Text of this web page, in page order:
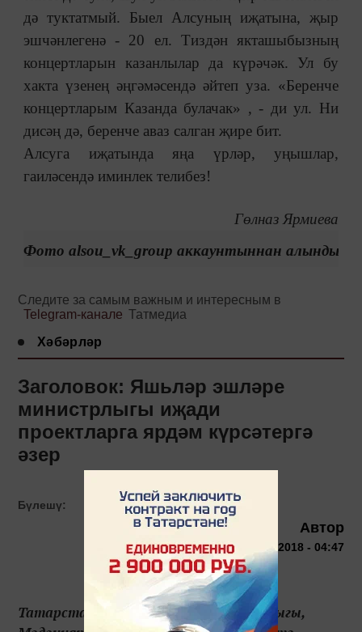
дә туктатмый. Быел Алсуның иҗатына, җыр
эшчәнлегенә - 20 ел. Тиздән якташыбызның
концертларын казанлылар да күрәчәк. Ул бу
хакта үзенең әңгәмәсендә әйтеп уза. «Беренче
концертларым Казанда булачак» , - ди ул. Ни
дисәң дә, беренче аваз салган җире бит.
Алсуга иҗатында яңа үрләр, уңышлар,
гаиләсендә иминлек телибез!
Гөлназ Ярмиева
Фото alsou_vk_group аккаунтыннан алынды
Следите за самым важным и интересным в
Telegram-канале Татмедиа
Хәбәрләр
Заголовок: Яшьләр эшләре
министрлыгы иҗади
проектларга ярдәм күрсәтергә
әзер
Бүлешү:
Автор
6 октября 2018 - 04:47
Татарстан Яшьләр эшләре министрлыгы,